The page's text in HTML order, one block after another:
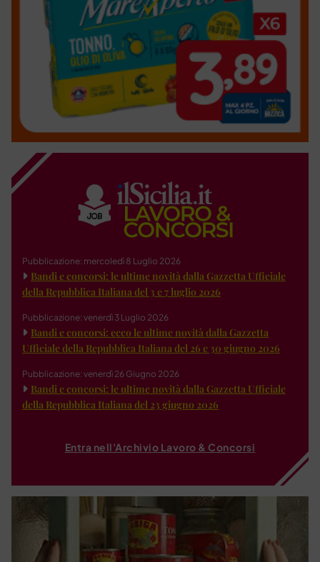
Pubblicazione: mercoledì 8 Luglio 2026
Bandi e concorsi: le ultime novità dalla Gazzetta Ufficiale
della Repubblica Italiana del 3 e 7 luglio 2026
Pubblicazione: venerdì 3 Luglio 2026
Bandi e concorsi: ecco le ultime novità dalla Gazzetta
Ufficiale della Repubblica Italiana del 26 e 30 giugno 2026
Pubblicazione: venerdì 26 Giugno 2026
Bandi e concorsi: le ultime novità dalla Gazzetta Ufficiale
della Repubblica Italiana del 23 giugno 2026
Entra nell'Archivio Lavoro & Concorsi